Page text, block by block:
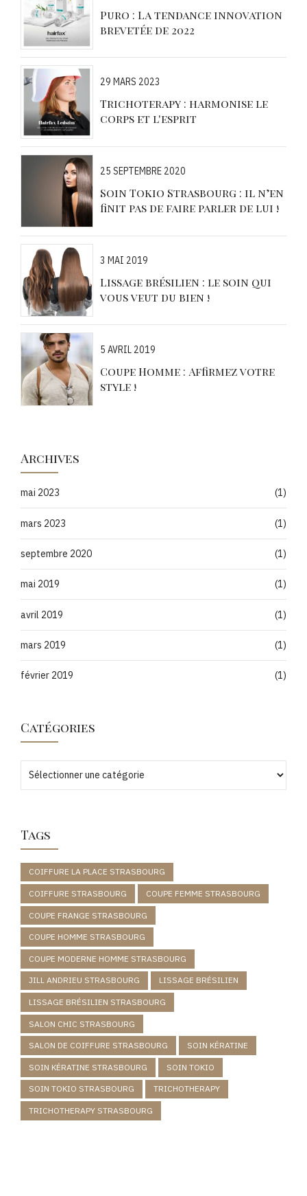
Puro : La tendance innovation
brevetée de 2022
29 MARS 2023
Trichoterapy : harmonise le
corps et l'esprit
25 SEPTEMBRE 2020
Soin Tokio Strasbourg : il n’en
finit pas de faire parler de lui !
3 MAI 2019
Lissage brésilien : le soin qui
vous veut du bien !
5 AVRIL 2019
Coupe Homme : Affirmez votre
style !
Archives
mai 2023 (1)
mars 2023 (1)
septembre 2020 (1)
mai 2019 (1)
avril 2019 (1)
mars 2019 (1)
février 2019 (1)
Catégories
Tags
COIFFURE LA PLACE STRASBOURG
COIFFURE STRASBOURG COUPE FEMME STRASBOURG
COUPE FRANGE STRASBOURG
COUPE HOMME STRASBOURG
COUPE MODERNE HOMME STRASBOURG
JILL ANDRIEU STRASBOURG LISSAGE BRÉSILIEN
LISSAGE BRÉSILIEN STRASBOURG
SALON CHIC STRASBOURG
SALON DE COIFFURE STRASBOURG SOIN KÉRATINE
SOIN KÉRATINE STRASBOURG SOIN TOKIO
SOIN TOKIO STRASBOURG TRICHOTHERAPY
TRICHOTHERAPY STRASBOURG